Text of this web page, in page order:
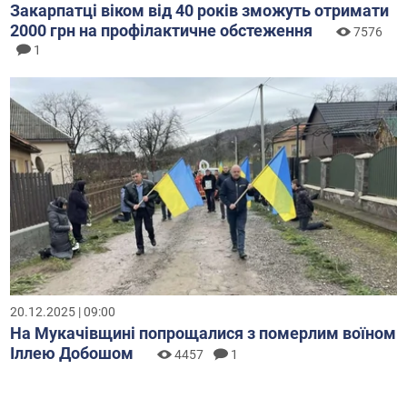
Закарпатці віком від 40 років зможуть отримати
2000 грн на профілактичне обстеження
7576
1
20.12.2025 | 09:00
На Мукачівщині попрощалися з померлим воїном
Іллею Добошом
4457 1